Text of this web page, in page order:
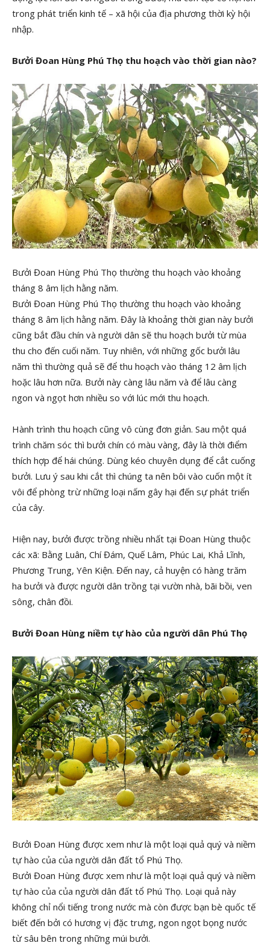
trong phát triển kinh tế – xã hội của địa phương thời kỳ hội
nhập.
Bưởi Đoan Hùng Phú Thọ thu hoạch vào thời gian nào?
Bưởi Đoan Hùng Phú Thọ thường thu hoạch vào khoảng
tháng 8 âm lịch hằng năm.
Bưởi Đoan Hùng Phú Thọ thường thu hoạch vào khoảng
tháng 8 âm lịch hằng năm. Đây là khoảng thời gian này bưởi
cũng bắt đầu chín và người dân sẽ thu hoạch bưởi từ mùa
thu cho đến cuối năm. Tuy nhiên, với những gốc bưởi lâu
năm thì thường quả sẽ để thu hoạch vào tháng 12 âm lịch
hoặc lâu hơn nữa. Bưởi này càng lâu năm và để lâu càng
ngon và ngọt hơn nhiều so với lúc mới thu hoạch.
Hành trình thu hoạch cũng vô cùng đơn giản. Sau một quá
trình chăm sóc thì bưởi chín có màu vàng, đây là thời điểm
thích hợp để hái chúng. Dùng kéo chuyên dụng để cắt cuống
bưởi. Lưu ý sau khi cắt thì chúng ta nên bôi vào cuốn một ít
vôi để phòng trừ những loại nấm gây hại đến sự phát triển
của cây.
Hiện nay, bưởi được trồng nhiều nhất tại Đoan Hùng thuộc
các xã: Bằng Luân, Chí Đám, Quế Lâm, Phúc Lai, Khả Lĩnh,
Phương Trung, Yên Kiện. Đến nay, cả huyện có hàng trăm
ha bưởi và được người dân trồng tại vườn nhà, bãi bồi, ven
sông, chân đồi.
Bưởi Đoan Hùng niềm tự hào của người dân Phú Thọ
Bưởi Đoan Hùng được xem như là một loại quả quý và niềm
tự hào của của người dân đất tổ Phú Thọ.
Bưởi Đoan Hùng được xem như là một loại quả quý và niềm
tự hào của của người dân đất tổ Phú Thọ. Loại quả này
không chỉ nổi tiếng trong nước mà còn được bạn bè quốc tế
biết đến bởi có hương vị đặc trưng, ngon ngọt bọng nước
từ sâu bên trong những múi bưởi.